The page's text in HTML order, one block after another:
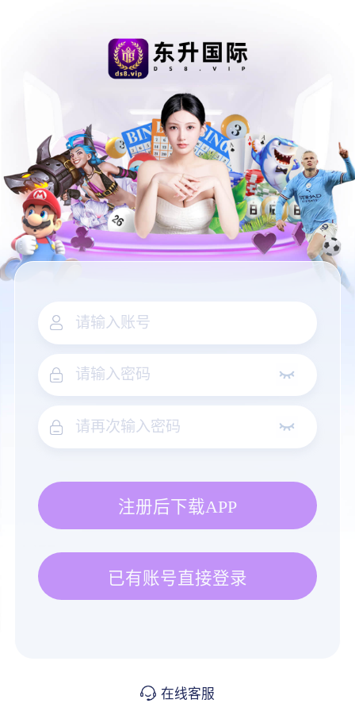
注册后下载APP
已有账号直接登录
在线客服